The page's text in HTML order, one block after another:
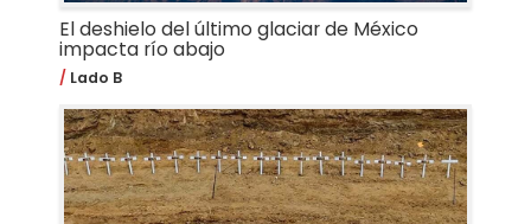
El deshielo del último glaciar de México
impacta río abajo
Lado B